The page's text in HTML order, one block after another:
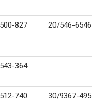
500-827 20/546-6546
543-364
512-740 30/9367-495